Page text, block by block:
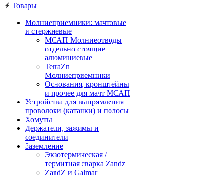
Товары
Молниеприемники: мачтовые
и стержневые
МСАП Молниеотводы
отдельно стоящие
алюминиевые
TerraZn
Молниеприемники
Основания, кронштейны
и прочее для мачт МСАП
Устройства для выпрямления
проволоки (катанки) и полосы
Хомуты
Держатели, зажимы и
соединители
Заземление
Экзотермическая /
термитная сварка Zandz
ZandZ и Galmar